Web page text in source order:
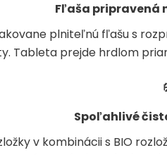
Fľaša pripravená
plniteľnú fľašu s
Tableta prejde hrdlom
Spoľahlivé
v kombinácii s BIO